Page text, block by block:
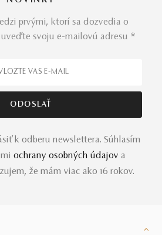
prvými, ktorí sa dozvedia o
svoju e-mailovú adresu *
k odberu newslettera. Súhlasím
ochrany osobných údajov a
že mám viac ako 16 rokov.